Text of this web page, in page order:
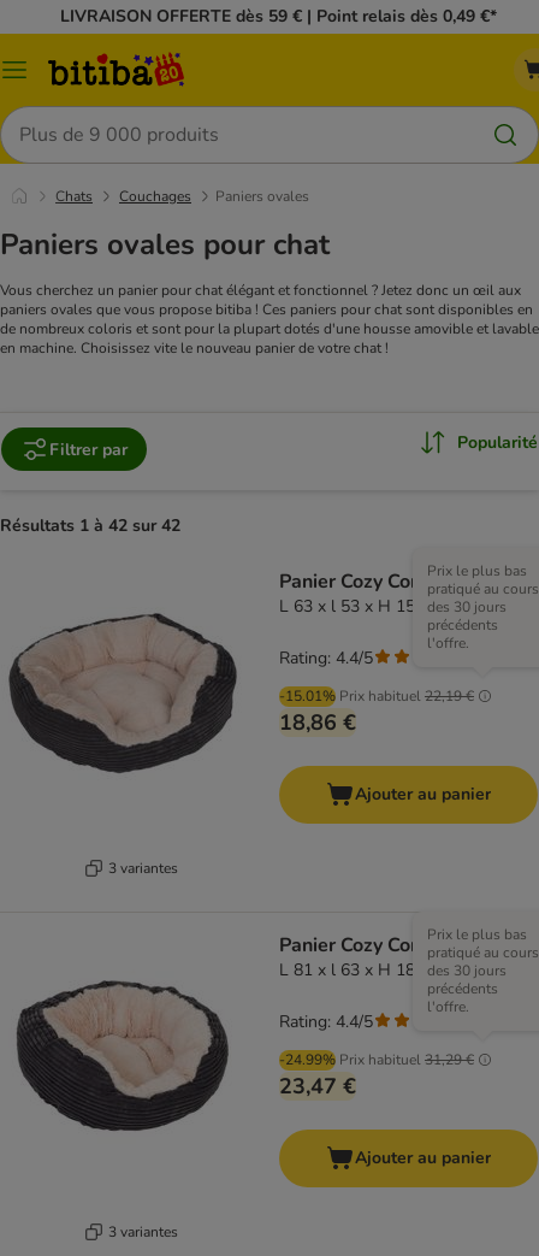
LIVRAISON OFFERTE dès 59 € | Point relais dès 0,49 €*
Menu
Rechercher
Chats Couchages Paniers ovales
Paniers ovales pour chat
Vous cherchez un panier pour chat élégant et fonctionnel ? Jetez donc un œil aux
paniers ovales que vous propose bitiba ! Ces paniers pour chat sont disponibles en
de nombreux coloris et sont pour la plupart dotés d'une housse amovible et lavable
en machine. Choisissez vite le nouveau panier de votre chat !
Filtrer par Popularité
Résultats 1 à 42 sur 42
3 variantes
Panier Cozy Cord
L 63 x l 53 x H 15 cm
-15.01% Prix habituel22,19 €
Prix le plus bas
pratiqué au cours
des 30 jours
précédents
l'offre.
18,86 €
Rating: 4.4/5
Ajouter au panier
3 variantes
Panier Cozy Cord
L 81 x l 63 x H 18 cm
-24.99% Prix habituel31,29 €
Prix le plus bas
pratiqué au cours
des 30 jours
précédents
l'offre.
23,47 €
Rating: 4.4/5
Ajouter au panier